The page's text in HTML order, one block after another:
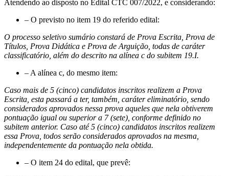
Atendendo ao disposto no Edital CTC 007/2022, e considerando:
– O previsto no item 19 do referido edital:
O processo seletivo sumário constará de Prova Escrita, Prova de
Títulos, Prova Didática e Prova de Arguição, todas de caráter
classificatório, além do descrito na alínea c do subitem 19.I.
– A alínea c, do mesmo item:
Caso mais de 5 (cinco) candidatos inscritos realizem a Prova
Escrita, esta passará a ter, também, caráter eliminatório, sendo
considerados aprovados nessa prova aqueles que nela obtiverem
pontuação igual ou superior a 7 (sete), conforme definido no
subitem anterior. Caso até 5 (cinco) candidatos inscritos realizem
essa Prova, todos serão considerados aprovados na mesma,
independentemente da pontuação nela obtida.
– O item 24 do edital, que prevê: